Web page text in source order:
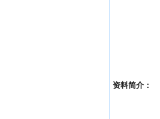
资料简介：